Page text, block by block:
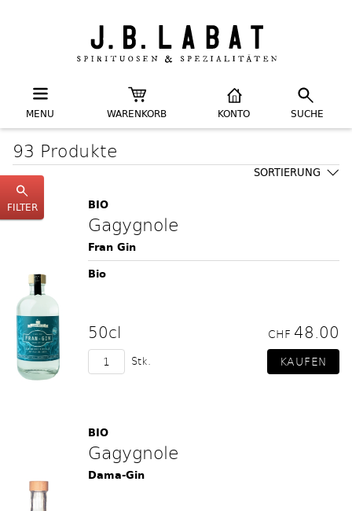
MENU WARENKORB KONTO SUCHE
FILTER
93 Produkte
SORTIERUNG
BIO
Gagygnole
Fran Gin
Bio
50cl CHF 48.00
Stk.
BIO
Gagygnole
Dama-Gin